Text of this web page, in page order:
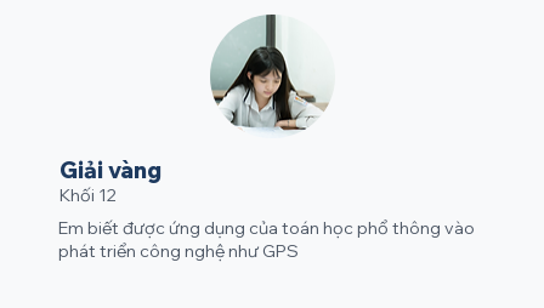
Giải vàng
Khối 12
Em biết được ứng dụng của toán học phổ thông vào
phát triển công nghệ như GPS